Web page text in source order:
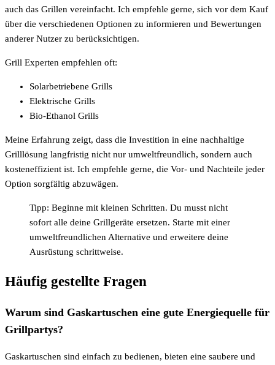
auch das Grillen vereinfacht. Ich empfehle gerne, sich vor dem Kauf
über die verschiedenen Optionen zu informieren und Bewertungen
anderer Nutzer zu berücksichtigen.
Grill Experten empfehlen oft:
Solarbetriebene Grills
Elektrische Grills
Bio-Ethanol Grills
Meine Erfahrung zeigt, dass die Investition in eine nachhaltige
Grilllösung langfristig nicht nur umweltfreundlich, sondern auch
kosteneffizient ist. Ich empfehle gerne, die Vor- und Nachteile jeder
Option sorgfältig abzuwägen.
Tipp: Beginne mit kleinen Schritten. Du musst nicht
sofort alle deine Grillgeräte ersetzen. Starte mit einer
umweltfreundlichen Alternative und erweitere deine
Ausrüstung schrittweise.
Häufig gestellte Fragen
Warum sind Gaskartuschen eine gute Energiequelle für
Grillpartys?
Gaskartuschen sind einfach zu bedienen, bieten eine saubere und